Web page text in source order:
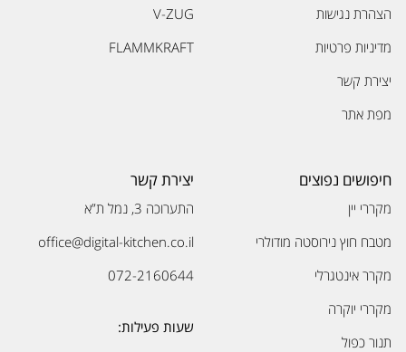
הצהרת נגישות
מדיניות פרטיות
יצירת קשר
מפת אתר
V-ZUG
FLAMMKRAFT
חיפושים נפוצים
מקררי יין
מטבח חוץ נירוסטה מודולרי
מקרר אינטגרלי
מקררי יוקרה
תנור כפול
יצירת קשר
התערוכה 3, נמל ת”א
office@digital-kitchen.co.il
072-2160644
שעות פעילות: